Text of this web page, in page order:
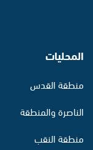
المحليات
منطقة القدس
الناصرة والمنطقة
منطقة النقب